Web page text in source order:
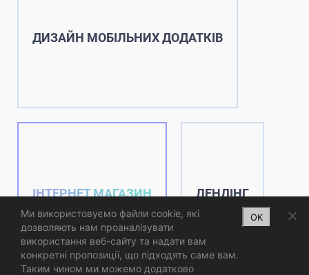
ДИЗАЙН МОБІЛЬНИХ ДОДАТКІВ
ІНТЕРНЕТ МАГАЗИН ЛЕНДІНГ
Ми використовуємо файли cookie, які
дозволяють нам проаналізувати
використання веб-сайту та надати вам
конкретні пропозиції, що підходять саме вам.
Таким чином ми можемо додатково
OK